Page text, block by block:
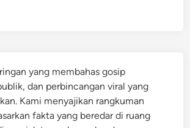
yang membahas gosip
dan perbincangan viral yang
Kami menyajikan rangkuman
fakta yang beredar di ruang